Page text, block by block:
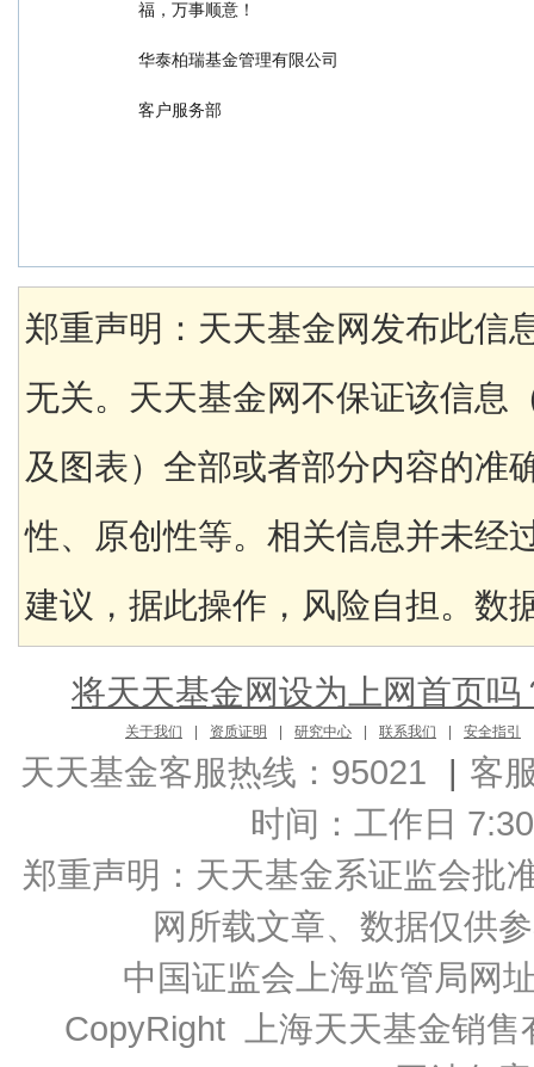
福，万事顺意！
华泰柏瑞基金管理有限公司
客户服务部
郑重声明：天天基金网发布此信
无关。天天基金网不保证该信息
及图表）全部或者部分内容的准
性、原创性等。相关信息并未经
建议，据此操作，风险自担。数
将天天基金网设为上网首页吗
关于我们 资质证明 研究中心 联系我们 安全指引
天天基金客服热线：95021 | 客
时间：工作日
郑重声明： 天天基金系证监会批
网所载文章、数据仅供
中国证监会上海监管局网
CopyRight 上海天天基金销